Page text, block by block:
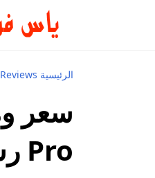
الرئيسية Reviews
Pro رسميًا ــ هاتف للألعاب